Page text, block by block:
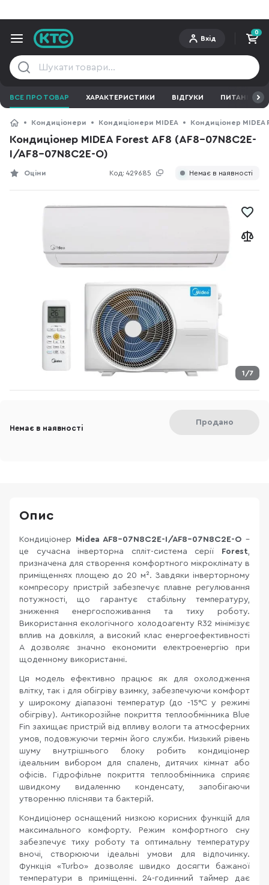
Вхід
0
ВСЕ ПРО ТОВАР ХАРАКТЕРИСТИКИ ВІДГУКИ ПИТАННЯ ТА
Кондиціонери Кондиціонери MIDEA Кондиціонер MIDEA
Кондиціонер MIDEA Forest AF8 (AF8-07N8C2E-
I/AF8-07N8C2E-O)
Код: 429685
Оціни Немає в наявності
1/7
Немає в наявності
Продано
Опис
Кондиціонер Midea AF8-07N8C2E-I/AF8-07N8C2E-O –
це сучасна інверторна спліт-система серії Forest,
призначена для створення комфортного мікроклімату в
приміщеннях площею до 20 м². Завдяки інверторному
компресору пристрій забезпечує плавне регулювання
потужності, що гарантує стабільну температуру,
зниження енергоспоживання та тиху роботу.
Використання екологічного холодоагенту R32 мінімізує
вплив на довкілля, а високий клас енергоефективності
A дозволяє значно економити електроенергію при
щоденному використанні.
Ця модель ефективно працює як для охолодження
влітку, так і для обігріву взимку, забезпечуючи комфорт
у широкому діапазоні температур (до -15°C у режимі
обігріву). Антикорозійне покриття теплообмінника Blue
Fin захищає пристрій від впливу вологи та атмосферних
умов, подовжуючи термін його служби. Низький рівень
шуму внутрішнього блоку робить кондиціонер
ідеальним вибором для спалень, дитячих кімнат або
офісів. Гідрофільне покриття теплообмінника сприяє
швидкому видаленню конденсату, запобігаючи
утворенню плісняви та бактерій.
Кондиціонер оснащений низкою корисних функцій для
максимального комфорту. Режим комфортного сну
забезпечує тиху роботу та оптимальну температуру
вночі, створюючи ідеальні умови для відпочинку.
Функція «Turbo» дозволяє швидко досягти бажаної
температури в приміщенні. 24-годинний таймер дає